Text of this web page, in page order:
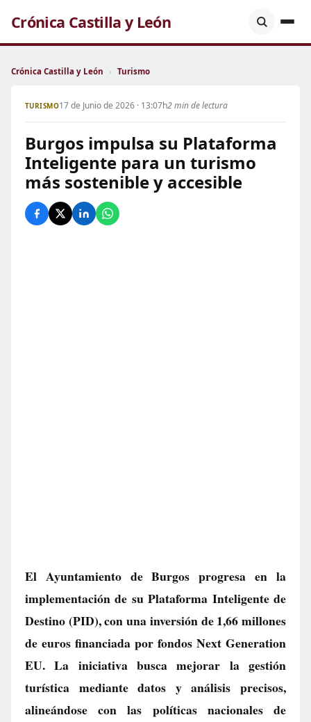
Crónica Castilla y León
Crónica Castilla y León › Turismo
TURISMO17 de Junio de 2026 · 13:07h2 min de lectura
Burgos impulsa su Plataforma
Inteligente para un turismo
más sostenible y accesible
El Ayuntamiento de Burgos progresa en la
implementación de su Plataforma Inteligente de
Destino (PID), con una inversión de 1,66 millones
de euros financiada por fondos Next Generation
EU. La iniciativa busca mejorar la gestión
turística mediante datos y análisis precisos,
alineándose con las políticas nacionales de